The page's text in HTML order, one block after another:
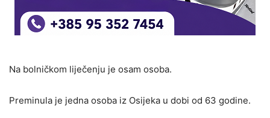
Na bolničkom liječenju je osam osoba.
Preminula je jedna osoba iz Osijeka u dobi od 63 godine.